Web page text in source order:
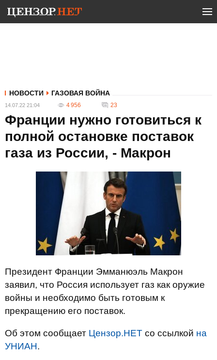
НОВОСТИ ГАЗОВАЯ ВОЙНА
14.07.22 21:04 4 956 23
Франции нужно готовиться к
полной остановке поставок
газа из России, - Макрон
Президент Франции Эмманюэль Макрон
заявил, что Россия использует газ как оружие
войны и необходимо быть готовым к
прекращению его поставок.
Об этом сообщает Цензор.НЕТ со ссылкой на
УНИАН.